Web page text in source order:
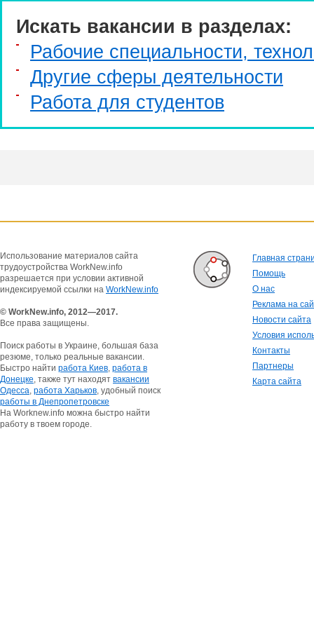
Искать вакансии в разделах:
Рабочие специальности,
Другие сферы деятельности
Работа для студентов
Использование материалов сайта
трудоустройства WorkNew.info
разрешается при условии активной
индексируемой ссылки на WorkNew.info
© WorkNew.info, 2012—2017.
Все права защищены.
Поиск работы в Украине, большая база
резюме, только реальные вакансии.
Быстро найти работа Киев, работа в
Донецке, также тут находят вакансии
Одесса, работа Харьков, удобный поиск
работы в Днепропетровске
На Worknew.info можна быстро найти
работу в твоем городе.
Главная
Помощь
О нас
Реклама на
Новости сайта
Условия
Контакты
Партнеры
Карта сайта